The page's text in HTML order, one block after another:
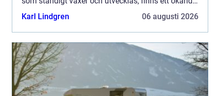
beh...
Karl Lindgren 06 augusti 2026